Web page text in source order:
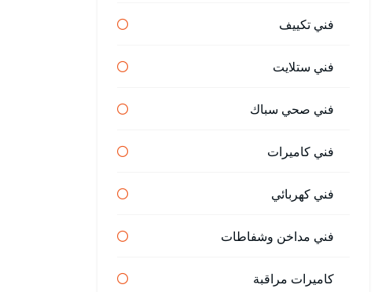
فني تكييف
فني ستلايت
فني صحي سباك
فني كاميرات
فني كهربائي
فني مداخن وشفاطات
كاميرات مراقبة